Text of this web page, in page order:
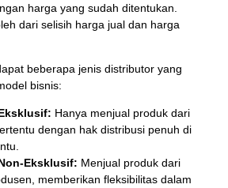
harga yang sudah ditentukan.
dari selisih harga jual dan harga
beberapa jenis distributor yang
bisnis:
Hanya menjual produk dari
dengan hak distribusi penuh di
Eksklusif: Menjual produk dari
memberikan fleksibilitas dalam